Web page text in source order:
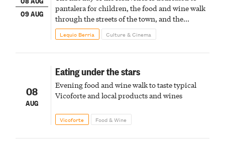
09 AUG
pantalera for children, the food and wine walk
through the streets of the town, and the
fireworks finale
Lequio Berria Culture & Cinema
08
AUG
Eating under the stars
Evening food and wine walk to taste typical
Vicoforte and local products and wines
Vicoforte Food & Wine